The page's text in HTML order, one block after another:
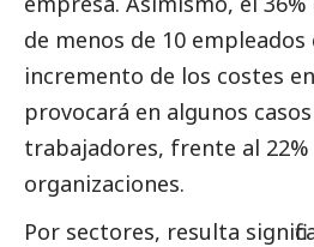
de menos de 10 empleados
incremento de los costes
provocará en algunos
trabajadores, frente al 22%
organizaciones.
Por sectores, resulta